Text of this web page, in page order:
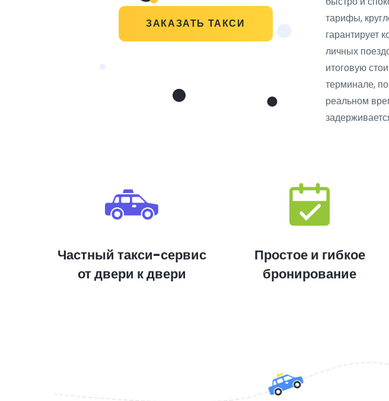
ЗАКАЗАТЬ ТАКСИ
тарифы,
гарантирует
личных
итоговую
терминале,
реальном
Частный такси-сервис
от двери к двери
Простое и гибкое
бронирование